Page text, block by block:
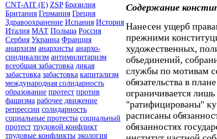
CNT-AIT (E) ZSP Бразилия
Британия Германия Греция
Здравоохранение Испания История
Италия МАТ Польша Россия
Сербия Украина Франция
анархизм анархисты анархо-
синдикализм антимилитаризм
всеобщая забастовка дикая
забастовка забастовка капитализм
международная солидарность
образование протест против
фашизма рабочее движение
репрессии солидарность
социальные протесты социальный
протест трудовой конфликт
трудовые конфликты экология
Содержание
Нанесен ущерб
прежними
художественных,
объединений,
службы по мотивам
обязательства в
ограничивается
"ратифицированы"
расписаны
обязанностях